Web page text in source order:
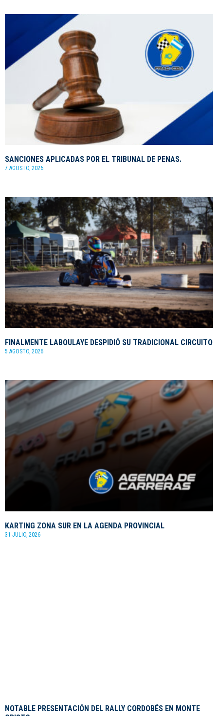
SANCIONES APLICADAS POR EL TRIBUNAL DE PENAS.
7 AGOSTO, 2026
FINALMENTE LABOULAYE DESPIDIÓ SU TRADICIONAL CIRCUITO
5 AGOSTO, 2026
KARTING ZONA SUR EN LA AGENDA PROVINCIAL
31 JULIO, 2026
NOTABLE PRESENTACIÓN DEL RALLY CORDOBÉS EN MONTE